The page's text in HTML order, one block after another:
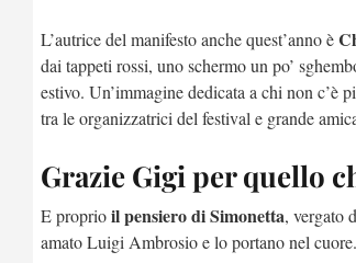
L’autrice del manifesto anche quest’anno è
dai tappeti rossi, uno schermo un po’
estivo. Un’immagine dedicata a chi non c’è
tra le organizzatrici del festival e grande
Grazie Gigi per quello
E proprioil pensiero di Simonetta, vergato
amato Luigi Ambrosio e lo portano nel